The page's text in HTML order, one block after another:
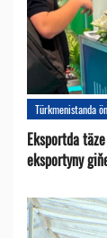
Türkmenistanda
Eksportda
eksportyny